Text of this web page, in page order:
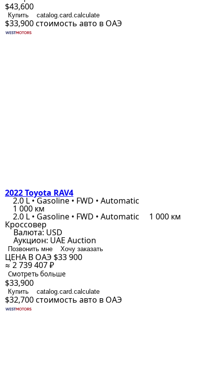
$43,600
Купить catalog.card.calculate
$33,900стоимость авто в ОАЭ
2022 Toyota RAV4
2.0 L • Gasoline • FWD • Automatic
1 000 км
2.0 L • Gasoline • FWD • Automatic 1 000 км
Кроссовер
Валюта: USD
Аукцион: UAE Auction
Позвонить мне Хочу заказать
ЦЕНА В ОАЭ $33 900
≈ 2 739 407 ₽
Смотреть больше
$33,900
Купить catalog.card.calculate
$32,700стоимость авто в ОАЭ